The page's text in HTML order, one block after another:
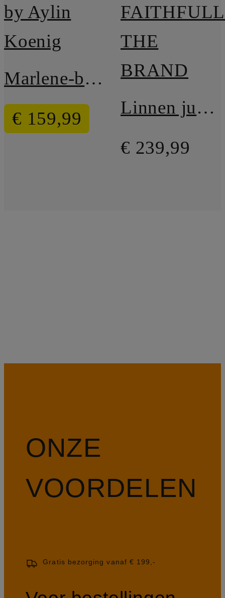
by Aylin
Koenig
Marlene-broek EMMI met linnen
€ 159,99
FAITHFULL
THE
BRAND
Linnen jurk IRIA
€ 239,99
ONZE
VOORDELEN
Gratis bezorging vanaf € 199,-